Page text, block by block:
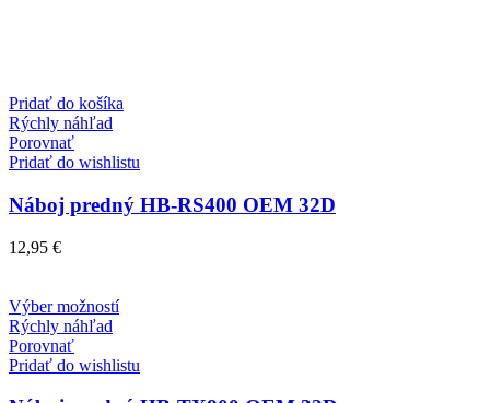
Pridať do košíka
Rýchly náhľad
Porovnať
Pridať do wishlistu
Náboj predný HB-RS400 OEM 32D
12,95 €
Výber možnostíTento
viacero
Rýchly náhľad
Porovnať
Pridať do wishlistu